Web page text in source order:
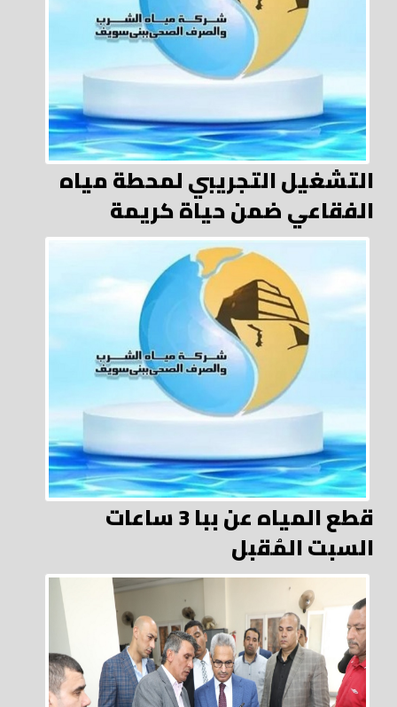
التشغيل التجريبي لمحطة مياه
الفقاعي ضمن حياة كريمة
قطع المياه عن ببا 3 ساعات
السبت المُقبل